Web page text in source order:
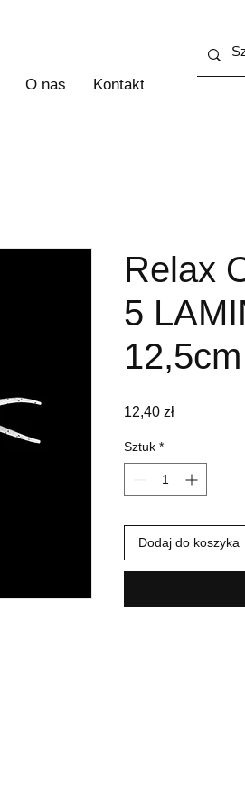
O nas Kontakt
Relax
5
12,40 złCena
Sztuk *
Dodaj do koszyka